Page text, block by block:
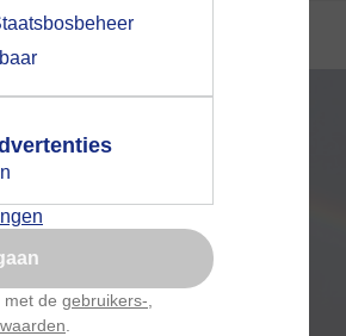
met de gebruikers-
akkoord op hebt
zo een pop-up uit
toestemming
wordt.
de popup
later
elke dag deze pop-up